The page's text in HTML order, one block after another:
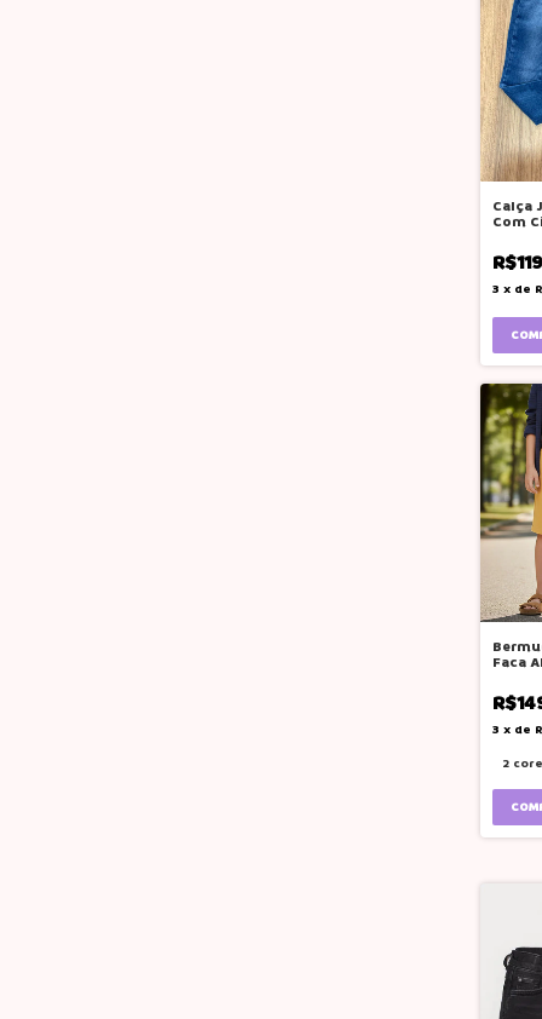
Calça
Com
3 x de
Faca
3 x de
2